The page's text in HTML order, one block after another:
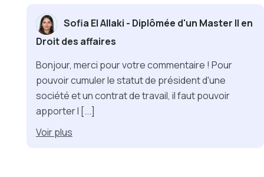
Sofia El Allaki - Diplômée d'un Master II en
Droit des affaires
Bonjour, merci pour votre commentaire ! Pour
pouvoir cumuler le statut de président d'une
société et un contrat de travail, il faut pouvoir
apporter l [...]
Voirplus